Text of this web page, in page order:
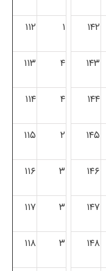
۱۴۲ ۱ ۱۱۲
۱۴۳ ۴ ۱۱۳
۱۴۴ ۴ ۱۱۴
۱۴۵ ۲ ۱۱۵
۱۴۶ ۳ ۱۱۶
۱۴۷ ۳ ۱۱۷
۱۴۸ ۳ ۱۱۸